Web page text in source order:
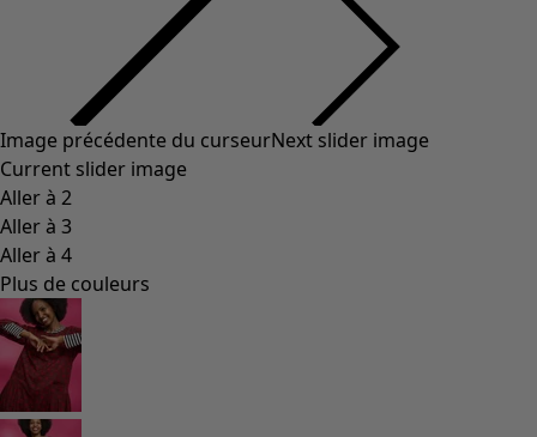
Collections
Dans l'univers du kimono
Monsoon
Étendues champêtres
Coimbatore
Les classiques de Gudrun
Des tournesols pour le HCR